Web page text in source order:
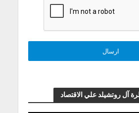
آل روتشيلد علي الاقتصاد